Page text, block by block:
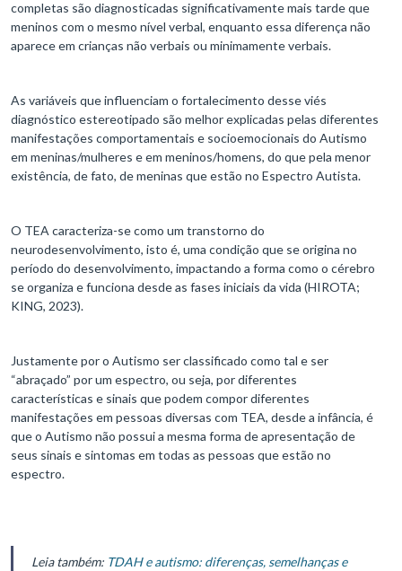
completas são diagnosticadas significativamente mais tarde que
meninos com o mesmo nível verbal, enquanto essa diferença não
aparece em crianças não verbais ou minimamente verbais.
As variáveis que influenciam o fortalecimento desse viés
diagnóstico estereotipado são melhor explicadas pelas diferentes
manifestações comportamentais e socioemocionais do Autismo
em meninas/mulheres e em meninos/homens, do que pela menor
existência, de fato, de meninas que estão no Espectro Autista.
O TEA caracteriza-se como um transtorno do
neurodesenvolvimento, isto é, uma condição que se origina no
período do desenvolvimento, impactando a forma como o cérebro
se organiza e funciona desde as fases iniciais da vida (HIROTA;
KING, 2023).
Justamente por o Autismo ser classificado como tal e ser
“abraçado” por um espectro, ou seja, por diferentes
características e sinais que podem compor diferentes
manifestações em pessoas diversas com TEA, desde a infância, é
que o Autismo não possui a mesma forma de apresentação de
seus sinais e sintomas em todas as pessoas que estão no
espectro.
Leia também: TDAH e autismo: diferenças, semelhanças e